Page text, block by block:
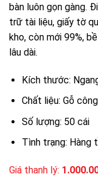
bàn luôn gọn gàng.
trữ tài liệu, giấy tờ
kho, còn mới 99%,
lâu dài.
Kích thước:
Chất liệu: Gỗ
Số lượng: 50 cái
Tình trạng: Hàng
Giá thanh lý: